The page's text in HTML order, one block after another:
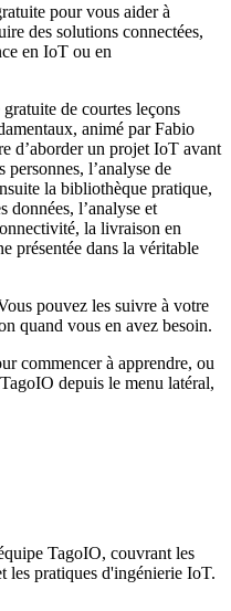
pour vous aider à
des solutions connectées,
en IoT ou en
de courtes leçons
animé par Fabio
d’aborder un projet IoT avant
l’analyse de
la bibliothèque pratique,
données, l’analyse et
la livraison en
présentée dans la véritable
pouvez les suivre à votre
quand vous en avez besoin.
commencer à apprendre, ou
depuis le menu latéral,
TagoIO, couvrant les
les pratiques d'ingénierie IoT.